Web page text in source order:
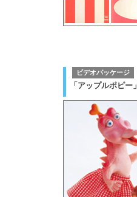
ビデオパッケージ
「アップルポピー」